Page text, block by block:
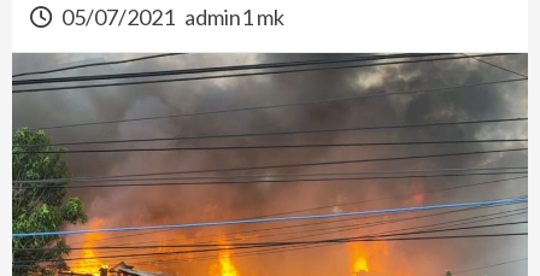
05/07/2021 admin1 mk